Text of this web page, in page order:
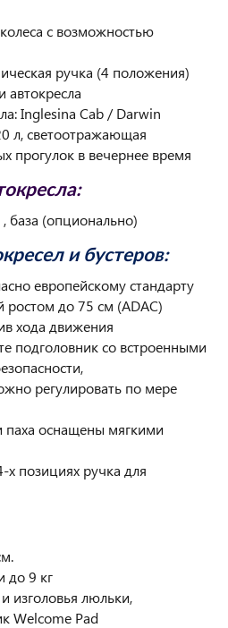
с возможностью
ручка (4 положения)
автокресла
Inglesina Cab / Darwin
л, светоотражающая
прогулок в вечернее время
база (опционально)
и бустеров:
европейскому стандарту
ростом до 75 см (ADAC)
хода движения
подголовник со встроенными
регулировать по мере
паха оснащены мягкими
х позициях ручка для
до 9 кг
изголовья люльки,
Welcome Pad